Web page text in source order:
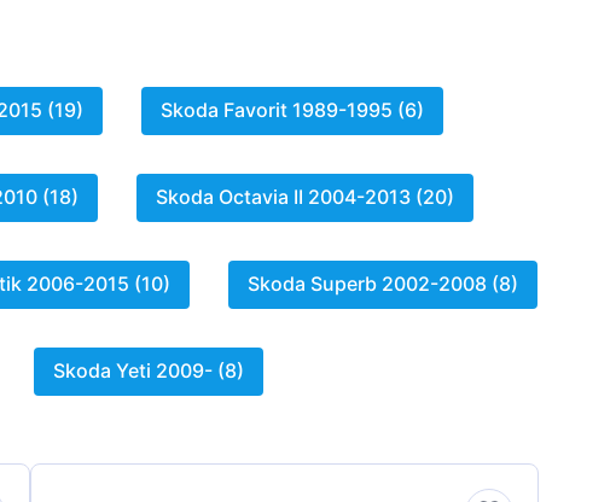
(19) Skoda Favorit 1989-1995 (6)
(18) Skoda Octavia II 2004-2013 (20)
2006-2015 (10) Skoda Superb 2002-2008 (8)
Skoda Yeti 2009- (8)